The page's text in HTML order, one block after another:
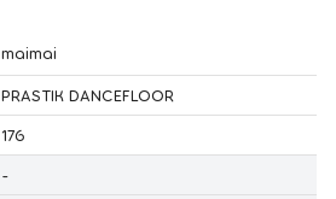
maimai
PRASTIK DANCEFLOOR
176
-